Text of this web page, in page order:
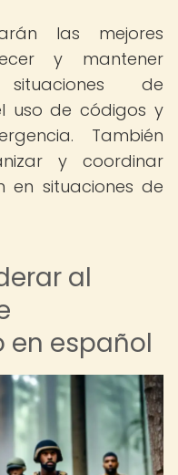
las mejores
y mantener
de
uso de códigos y
También
y coordinar
en situaciones de
al
español